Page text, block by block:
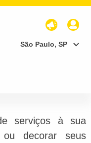
São Paulo, SP
serviços à sua
ou decorar seus